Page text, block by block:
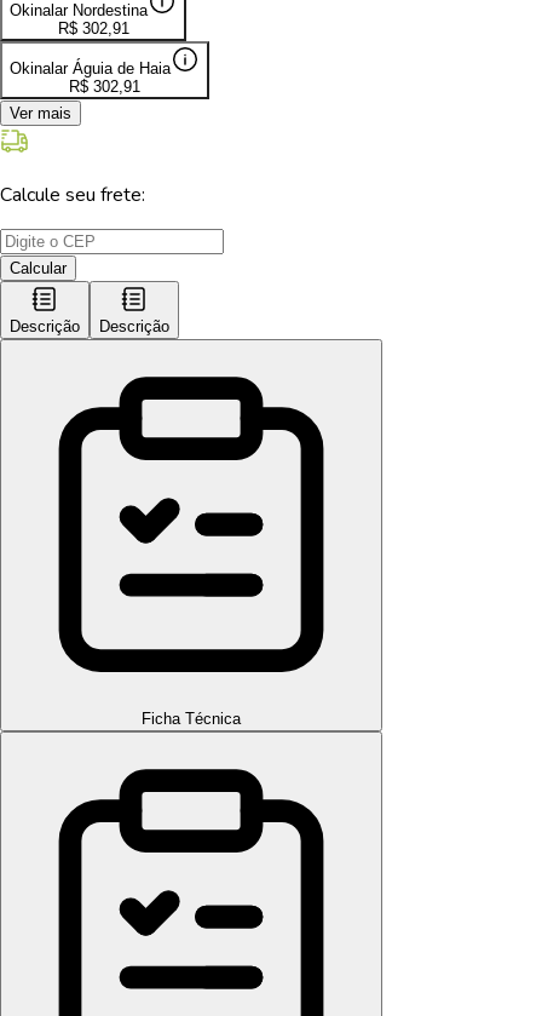
Okinalar Nordestina
R$ 302,91
Okinalar Águia de Haia
R$ 302,91
Ver mais
Calcule seu frete:
Calcular
Descrição Descrição
Ficha Técnica